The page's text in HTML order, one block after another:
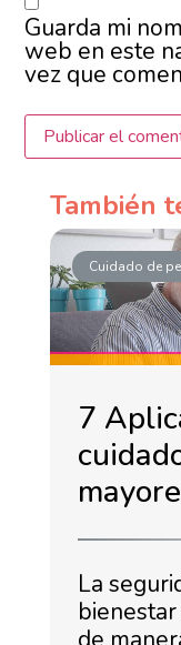
Guarda mi
web en este
vez que
También
Cuidado de
7
La